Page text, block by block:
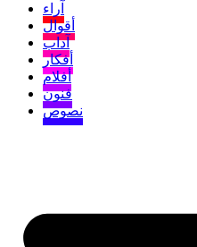
آراء
أقوال
آداب
أفكار
أفلام
فنون
نصوص